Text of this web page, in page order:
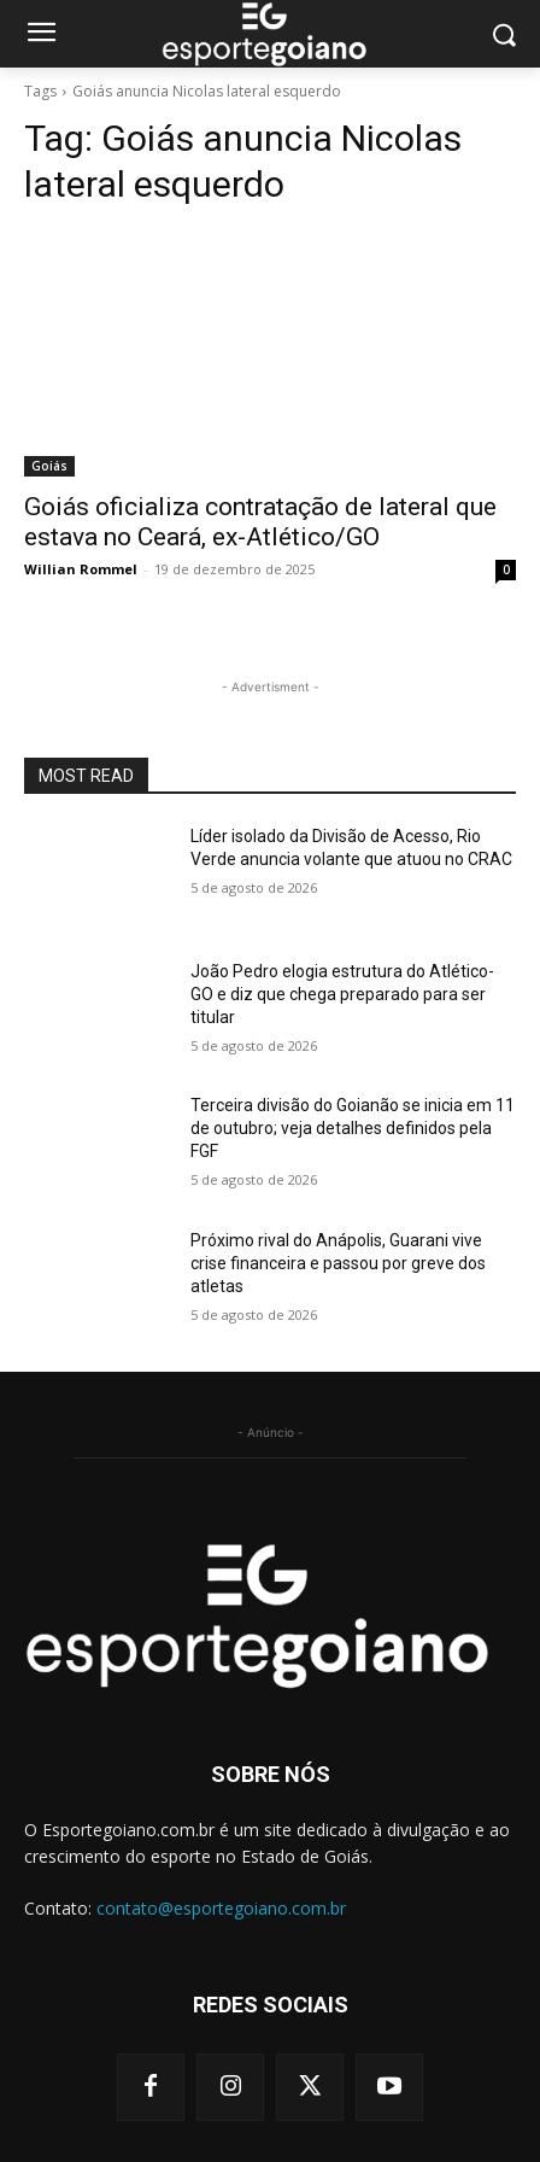
Tags Goiás anuncia Nicolas lateral esquerdo
Tag: Goiás anuncia Nicolas
lateral esquerdo
Goiás
Goiás oficializa contratação de lateral que
estava no Ceará, ex-Atlético/GO
Willian Rommel - 19 de dezembro de 2025 0
- Advertisment -
MOST READ
Líder isolado da Divisão de Acesso, Rio
Verde anuncia volante que atuou no CRAC
5 de agosto de 2026
João Pedro elogia estrutura do Atlético-
GO e diz que chega preparado para ser
titular
5 de agosto de 2026
Terceira divisão do Goianão se inicia em 11
de outubro; veja detalhes definidos pela
FGF
5 de agosto de 2026
Próximo rival do Anápolis, Guarani vive
crise financeira e passou por greve dos
atletas
5 de agosto de 2026
- Anúncio -
SOBRE NÓS
O Esportegoiano.com.br é um site dedicado à divulgação e ao
crescimento do esporte no Estado de Goiás.
Contato: contato@esportegoiano.com.br
REDES SOCIAIS